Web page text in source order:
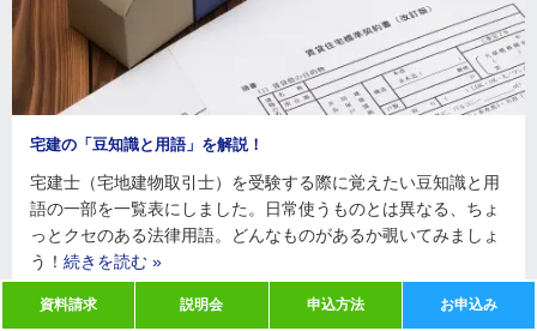
資料請求 説明会 申込方法 お申込み
宅建の「豆知識と用語」を解説！
宅建士（宅地建物取引士）を受験する際に覚えたい豆知識と用
語の一部を一覧表にしました。日常使うものとは異なる、ちょ
っとクセのある法律用語。どんなものがあるか覗いてみましょ
う！ 続きを読む »